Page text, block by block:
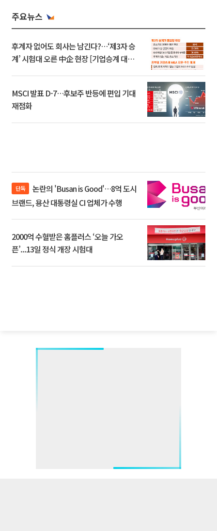
주요뉴스
후계자 없어도 회사는 남긴다?…‘제3자 승
계’ 시험대 오른 中企 현장 [기업승계 대전
MSCI 발표 D-7…후보주 반등에 편입 기대
재점화
단독
브랜드, 용산 대통령실 CI 업체가 수행
2000억 수혈받은 홈플러스 ‘오늘 가오
픈’...13일 정식 개장 시험대